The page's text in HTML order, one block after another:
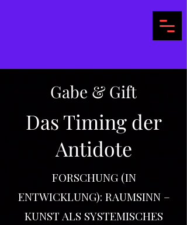
Gabe & Gift
Das Timing der
Antidote
FORSCHUNG (IN
ENTWICKLUNG): RAUMSINN –
KUNST ALS SYSTEMISCHES